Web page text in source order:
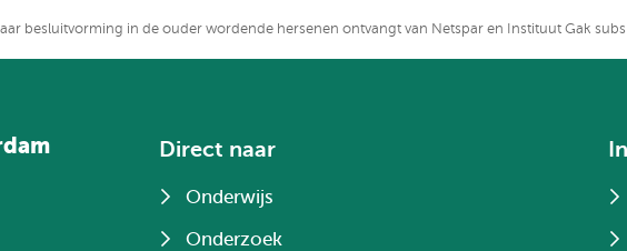
besluitvorming in de ouder wordende hersenen ontvangt van Netspar en Instituut Gak
Direct naar
Onderwijs
Onderzoek